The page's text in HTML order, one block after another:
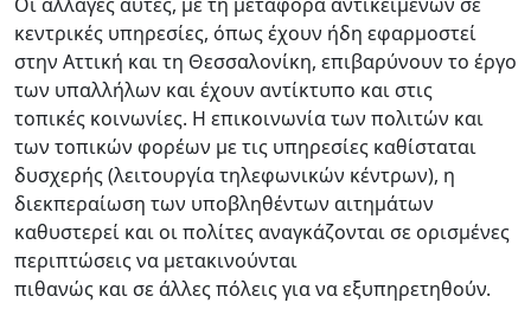
Οι αλλαγές αυτές, με τη μεταφορά αντικειμένων σε
κεντρικές υπηρεσίες, όπως έχουν ήδη εφαρμοστεί
στην Αττική και τη Θεσσαλονίκη, επιβαρύνουν το έργο
των υπαλλήλων και έχουν αντίκτυπο και στις
τοπικές κοινωνίες. Η επικοινωνία των πολιτών και
των τοπικών φορέων με τις υπηρεσίες καθίσταται
δυσχερής (λειτουργία τηλεφωνικών κέντρων), η
διεκπεραίωση των υποβληθέντων αιτημάτων
καθυστερεί και οι πολίτες αναγκάζονται σε ορισμένες
περιπτώσεις να μετακινούνται
πιθανώς και σε άλλες πόλεις για να εξυπηρετηθούν.